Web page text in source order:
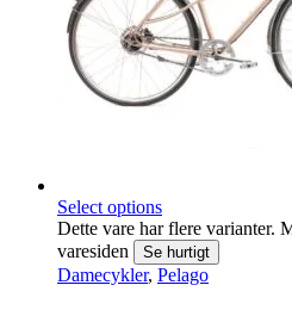
Select options
Dette vare har flere varianter.
varesiden
Se hurtigt
Damecykler, Pelago